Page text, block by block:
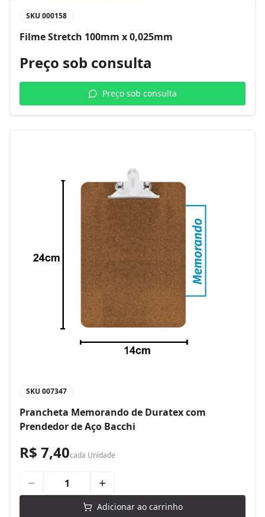
SKU 000158
Filme Stretch 100mm x 0,025mm
Preço sob consulta
Preço sob consulta
SKU 007347
Prancheta Memorando de Duratex com
Prendedor de Aço Bacchi
R$ 7,40cada Unidade
Adicionar ao carrinho